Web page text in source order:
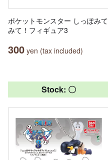
ポケットモンスター しっぽみて
みて！フィギュア3
300 yen (tax included)
Stock: 〇